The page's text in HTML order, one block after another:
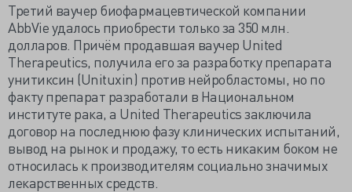
Третий ваучер биофармацевтической компании
AbbVie удалось приобрести только за 350 млн.
долларов. Причём продавшая ваучер United
Therapeutics, получила его за разработку препарата
унитиксин (Unituxin) против нейробластомы, но по
факту препарат разработали в Национальном
институте рака, а United Therapeutics заключила
договор на последнюю фазу клинических испытаний,
вывод на рынок и продажу, то есть никаким боком не
относилась к производителям социально значимых
лекарственных средств.